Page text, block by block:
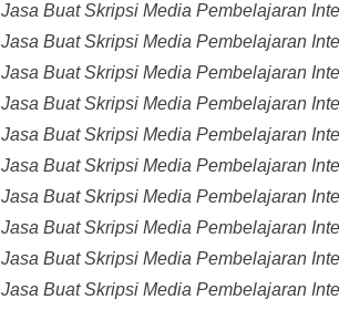
Jasa Buat Skripsi Media Pembelajaran
Jasa Buat Skripsi Media Pembelajaran
Jasa Buat Skripsi Media Pembelajaran
Jasa Buat Skripsi Media Pembelajaran
Jasa Buat Skripsi Media Pembelajaran
Jasa Buat Skripsi Media Pembelajaran
Jasa Buat Skripsi Media Pembelajaran
Jasa Buat Skripsi Media Pembelajaran
Jasa Buat Skripsi Media Pembelajaran
Jasa Buat Skripsi Media Pembelajaran